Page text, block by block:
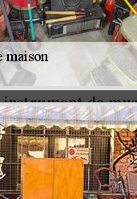
instrument de
Achat antiquité 79